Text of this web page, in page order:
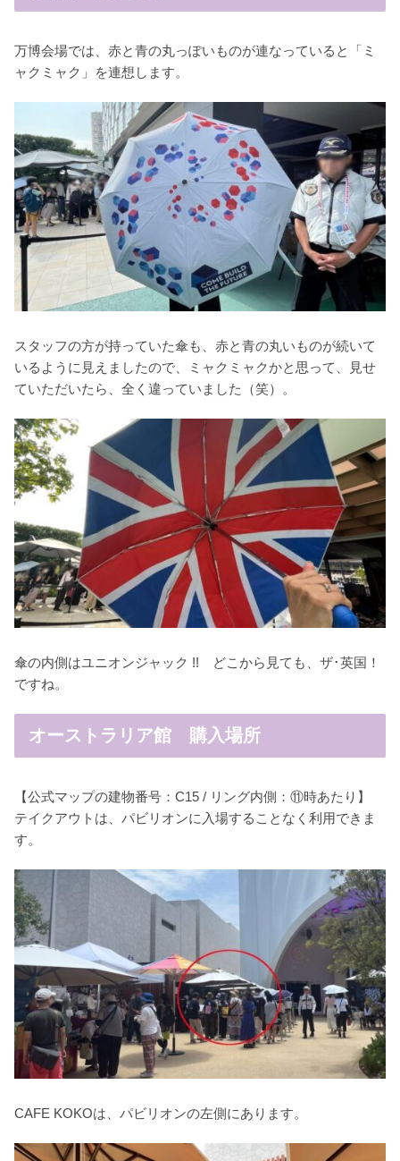
万博会場では、赤と青の丸っぽいものが連なっていると「ミ
ャクミャク」を連想します。
スタッフの方が持っていた傘も、赤と青の丸いものが続いて
いるように見えましたので、ミャクミャクかと思って、見せ
ていただいたら、全く違っていました（笑）。
傘の内側はユニオンジャック !! どこから見ても、ザ･英国！
ですね。
オーストラリア館 購入場所
【公式マップの建物番号：C15 / リング内側：⑪時あたり】
テイクアウトは、パビリオンに入場することなく利用できま
す。
CAFE KOKOは、パビリオンの左側にあります。